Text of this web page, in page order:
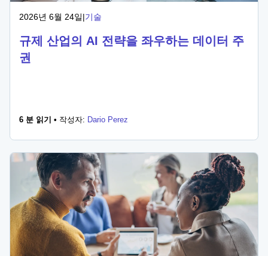
2026년 6월 24일|기술
규제 산업의 AI 전략을 좌우하는 데이터 주
권
6 분 읽기 • 작성자: Dario Perez